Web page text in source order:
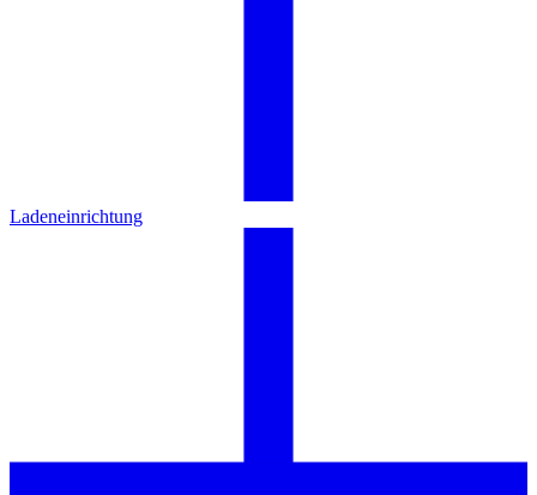
Ladeneinrichtung